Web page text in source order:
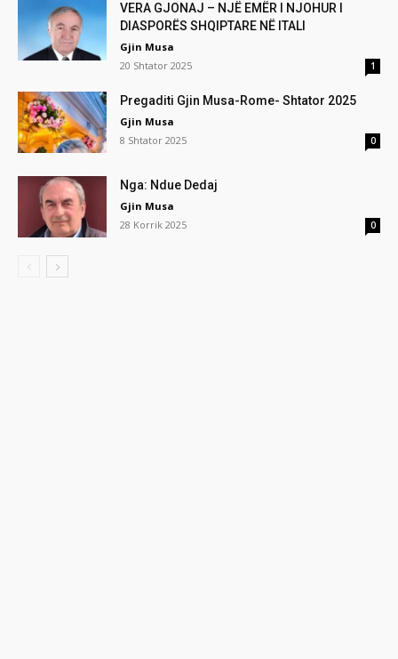
VERA GJONAJ – NJË EMËR I NJOHUR I
DIASPORËS SHQIPTARE NË ITALI
Gjin Musa
20 Shtator 2025
1
Pregaditi Gjin Musa-Rome- Shtator 2025
Gjin Musa
8 Shtator 2025
0
Nga: Ndue Dedaj
Gjin Musa
28 Korrik 2025
0